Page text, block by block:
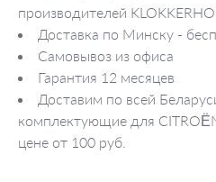
производителей
Доставка по Минску -
Самовывоз из офиса
Гарантия 12 месяцев
Доставим по всей
комплектующие для
цене от 100 руб.